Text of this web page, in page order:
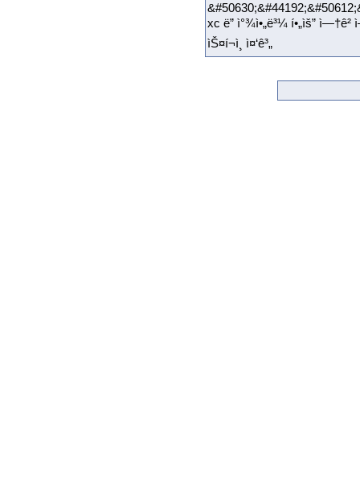
xc ë” ì°¾ì•„ë³¼ í•„ìš” ì—†ê²
ìŠ¤í¬ì¸ ì¤‘ê³„